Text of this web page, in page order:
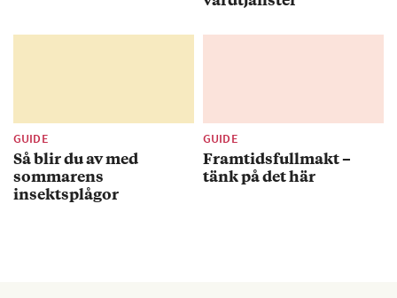
GUIDE
Så blir du av med
sommarens
insektsplågor
GUIDE
Framtidsfullmakt –
tänk på det här